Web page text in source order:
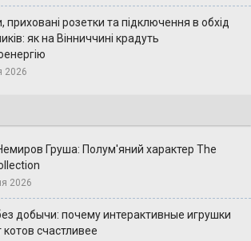
приховані розетки та підключення в обхід
як на Вінниччині крадуть
2026
Груша: Полум'яний характер The
2026
добычи: почему интерактивные игрушки
счастливее